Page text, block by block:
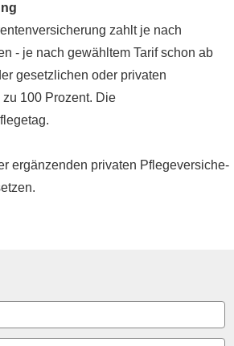
zahlt je nach
- je nach gewähltem Tarif schon ab
gesetzlichen oder privaten
100 Prozent. Die
ergänzenden privaten Pflege­ver­si­che­